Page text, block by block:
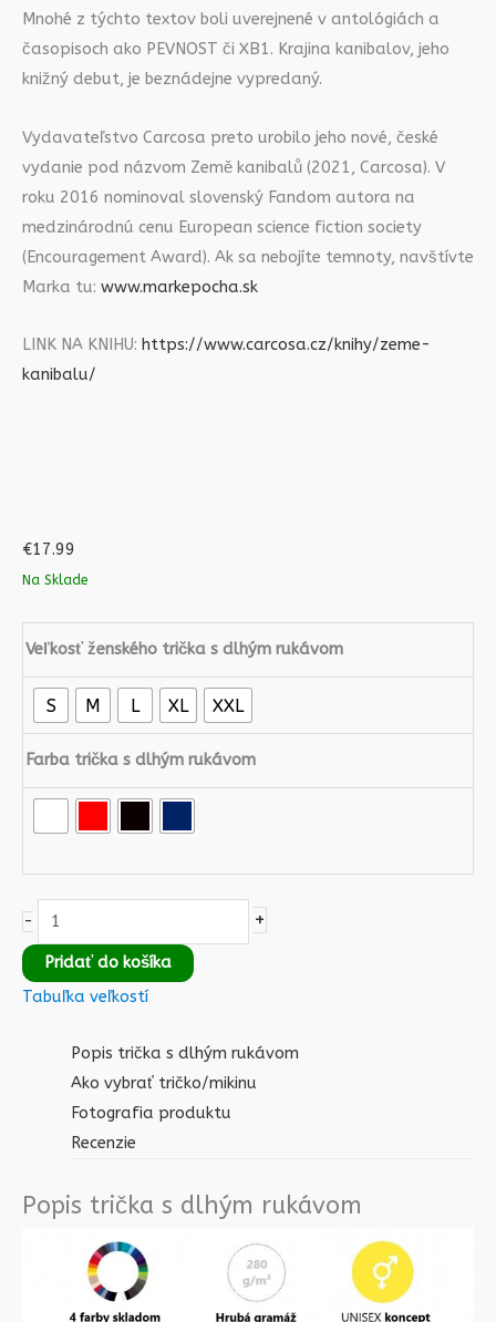
Mnohé z týchto textov boli uverejnené v antológiách a
časopisoch ako PEVNOST či XB1. Krajina kanibalov, jeho
knižný debut, je beznádejne vypredaný.
Vydavateľstvo Carcosa preto urobilo jeho nové, české
vydanie pod názvom Země kanibalů (2021, Carcosa). V
roku 2016 nominoval slovenský Fandom autora na
medzinárodnú cenu European science fiction society
(Encouragement Award). Ak sa nebojíte temnoty, navštívte
Marka tu: www.markepocha.sk
LINK NA KNIHU: https://www.carcosa.cz/knihy/zeme-
kanibalu/
€17.99
Na Sklade
Veľkosť ženského trička s dlhým rukávom
S M L XL XXL
Farba trička s dlhým rukávom
- +
Pridať do košíka
Tabuľka veľkostí
Popis trička s dlhým rukávom
Ako vybrať tričko/mikinu
Fotografia produktu
Recenzie
Popis trička s dlhým rukávom